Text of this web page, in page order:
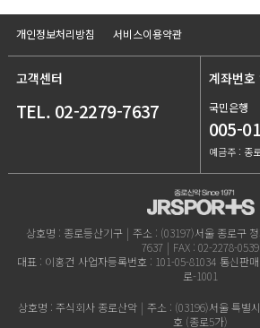
개인정보처리방침 서비스이용약관
상호명 : 종로등산기구 | 주소 : (03197)서울 종로구
7637 | FAX : 02-2278-0539
대표 : 이홍건 사업자등록번호 : 101-05-81034 통신판
로-1001
상호명 : 주식회사 종로산악 | 주소 : (03196)서울 특별
호 (종로5가)
고객센터
TEL. 02-2279-7637
계좌번호
국민은행
005-
예금주 : 종